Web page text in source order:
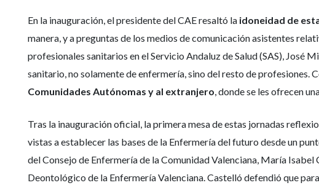
En la inauguración, el presidente del CAE resaltó la idoneidad de
manera, y a preguntas de los medios de comunicación asistentes
profesionales sanitarios en el Servicio Andaluz de Salud (SAS), José
sanitario, no solamente de enfermería, sino del resto de profesiones.
Comunidades Autónomas y al extranjero , donde se les ofrecen
Tras la inauguración oficial, la primera mesa de estas jornadas
vistas a establecer las bases de la Enfermería del futuro desde un
del Consejo de Enfermería de la Comunidad Valenciana, María
Deontológico de la Enfermería Valenciana. Castelló defendió que